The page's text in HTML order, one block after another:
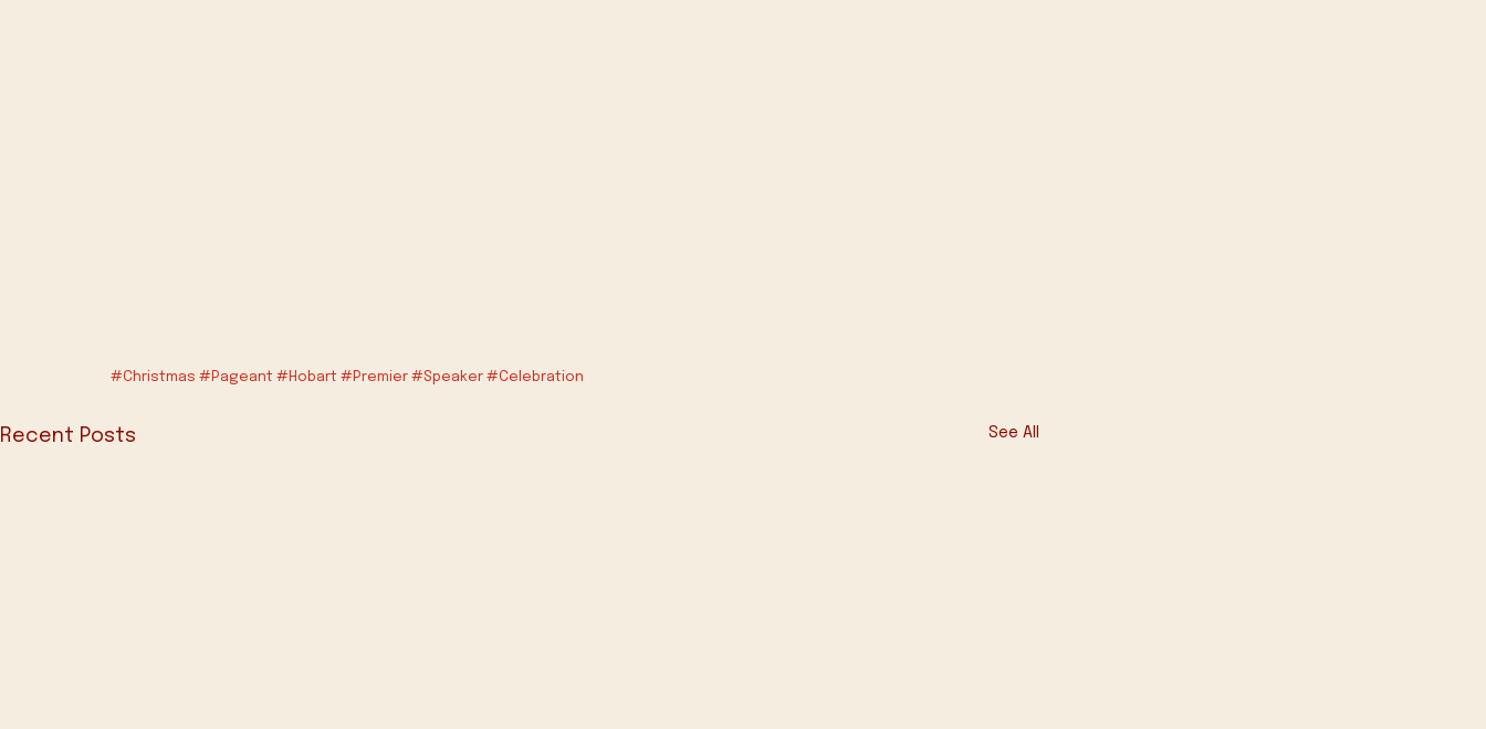
#Christmas #Pageant #Hobart #Premier #Speaker #Celebration
Recent Posts See All